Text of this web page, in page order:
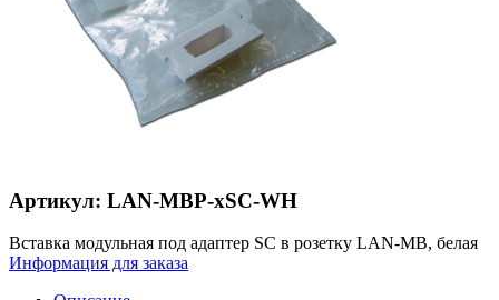
Артикул: LAN-MBP-xSC-WH
Вставка модульная под адаптер SC в розетку LAN-MB, белая
Информация для заказа